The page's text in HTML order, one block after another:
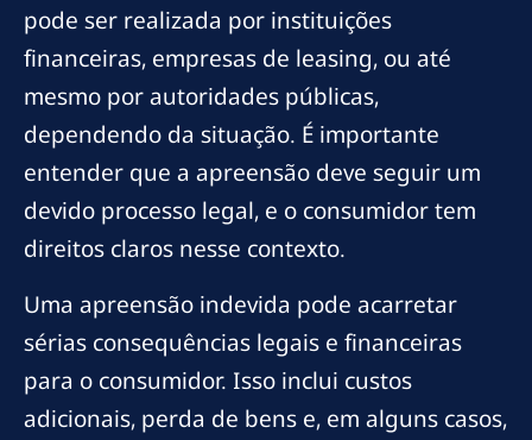
pode ser realizada por instituições
financeiras, empresas de leasing, ou até
mesmo por autoridades públicas,
dependendo da situação. É importante
entender que a apreensão deve seguir um
devido processo legal, e o consumidor tem
direitos claros nesse contexto.
Uma apreensão indevida pode acarretar
sérias consequências legais e financeiras
para o consumidor. Isso inclui custos
adicionais, perda de bens e, em alguns casos,